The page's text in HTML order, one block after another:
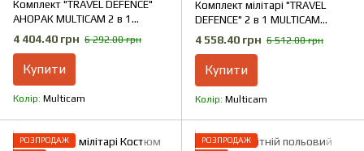
Комплект "TRAVEL DEFENCE"
АНОРАК MULTICAM 2 в 1
(Таслан + Мікрофліс)
4 404.40 грн 6 292.00 грн
Купити
Колір Multicam
Комплект мілітарі "TRAVEL
DEFENCE" 2 в 1 MULTICAM
(Таслан + Мікрофліс)
4 558.40 грн 6 512.00 грн
Купити
Колір Multicam
РОЗПРОДАЖ
РОЗПРОДАЖ